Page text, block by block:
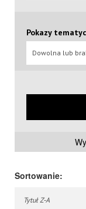
Pokazy
Dowolna lub
Sortowanie:
Tytuł Z-A